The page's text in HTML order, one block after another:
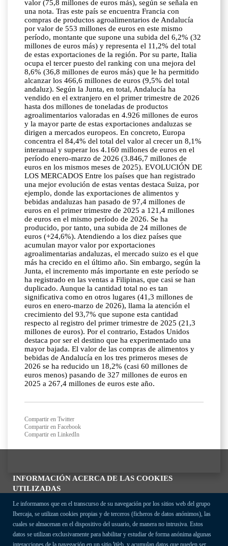
INFORMACIÓN ACERCA DE LAS COOKIES
UTILIZADAS
Le informamos que en el transcurso de su navegación por los sitios web del grupo
Ibercaja, se utilizan cookies propias y de terceros (ficheros de datos anónimos), las
cuales se almacenan en el dispositivo del usuario, de manera no intrusiva. Estos
datos se utilizan exclusivamente para habilitar y estudiar de forma anónima algunas
interacciones de la navegación en un sitio Web, y acumulan datos que pueden ser
valor (75,8 millones de euros más), según se señala en
una nota. Tras este país se encuentra Francia con
compras de productos agroalimentarios de Andalucía
por valor de 553 millones de euros en este mismo
período, montante que supone una subida del 6,2% (32
millones de euros más) y representa el 11,2% del total
de estas exportaciones de la región. Por su parte, Italia
ocupa el tercer puesto del ranking con una mejora del
8,6% (36,8 millones de euros más) que le ha permitido
alcanzar los 466,6 millones de euros (9,5% del total
andaluz). Según la Junta, en total, Andalucía ha
vendido en el extranjero en el primer trimestre de 2026
hasta dos millones de toneladas de productos
agroalimentarios valoradas en 4.926 millones de euros
y la mayor parte de estas exportaciones andaluzas se
dirigen a mercados europeos. En concreto, Europa
concentra el 84,4% del total del valor al crecer un 8,1%
interanual y superar los 4.160 millones de euros en el
período enero-marzo de 2026 (3.846,7 millones de
euros en los mismos meses de 2025). EVOLUCIÓN DE
LOS MERCADOS Entre los países que han registrado
una mejor evolución de estas ventas destaca Suiza, por
ejemplo, donde las exportaciones de alimentos y
bebidas andaluzas han pasado de 97,4 millones de
euros en el primer trimestre de 2025 a 121,4 millones
de euros en el mismo período de 2026. Se ha
producido, por tanto, una subida de 24 millones de
euros (+24,6%). Atendiendo a los diez países que
acumulan mayor valor por exportaciones
agroalimentarias andaluzas, el mercado suizo es el que
más ha crecido en el último año. Sin embargo, según la
Junta, el incremento más importante en este período se
ha registrado en las ventas a Filipinas, que casi se han
duplicado. Aunque la cantidad total no es tan
significativa como en otros lugares (41,3 millones de
euros en enero-marzo de 2026), llama la atención el
crecimiento del 93,7% que supone esta cantidad
respecto al registro del primer trimestre de 2025 (21,3
millones de euros). Por el contrario, Estados Unidos
destaca por ser el destino que ha experimentado una
mayor bajada. El valor de las compras de alimentos y
bebidas de Andalucía en los tres primeros meses de
2026 se ha reducido un 18,2% (casi 60 millones de
euros menos) pasando de 327 millones de euros en
2025 a 267,4 millones de euros este año.
Compartir en Twitter
Compartir en Facebook
Compartir en LinkedIn